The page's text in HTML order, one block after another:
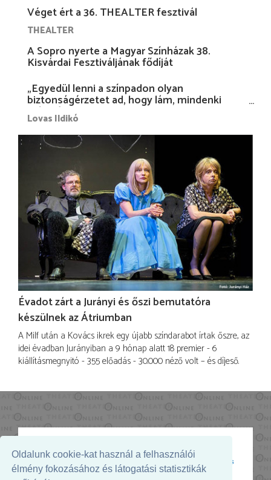
Oldalunk cookie-kat használ a felhasználói
élmény fokozásához és látogatási statisztikák
Véget ért a 36. THEALTER fesztivál
THEALTER
A Sopro nyerte a Magyar Színházak 38.
Kisvárdai Fesztiváljának fődíját
„Egyedül lenni a színpadon olyan
biztonságérzetet ad, hogy lám, mindenki
más nélkül is megvagyok magammal…”
Lovas Ildikó
Évadot zárt a Jurányi és őszi bemutatóra
készülnek az Átriumban
A Milf után a Kovács ikrek egy újabb színdarabot írtak őszre, az
idei évadban Jurányiban a 9 hónap alatt 18 premier - 6
kiállításmegnyitó - 355 előadás - 30.000 néző volt – és díjeső.
Az oldal megjelenését támogatja: